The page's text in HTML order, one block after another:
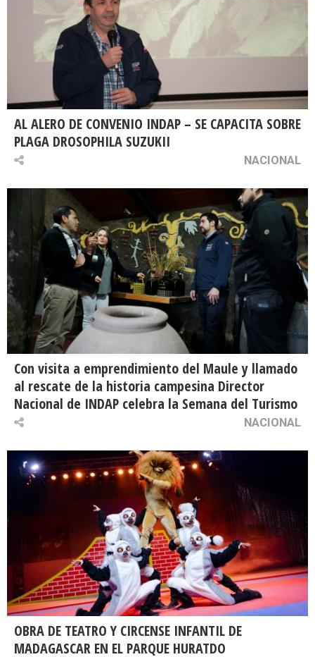
AL ALERO DE CONVENIO INDAP – SE CAPACITA SOBRE
PLAGA DROSOPHILA SUZUKII
NACIONAL
Con visita a emprendimiento del Maule y llamado
al rescate de la historia campesina Director
Nacional de INDAP celebra la Semana del Turismo
NACIONAL
OBRA DE TEATRO Y CIRCENSE INFANTIL DE
MADAGASCAR EN EL PARQUE HURATDO